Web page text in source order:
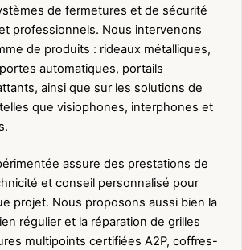
de fermetures et de sécurité
professionnels. Nous intervenons
de produits : rideaux métalliques,
automatiques, portails
ainsi que sur les solutions de
que visiophones, interphones et
assure des prestations de
et conseil personnalisé pour
projet. Nous proposons aussi bien la
régulier et la réparation de grilles
multipoints certifiées A2P, coffres-